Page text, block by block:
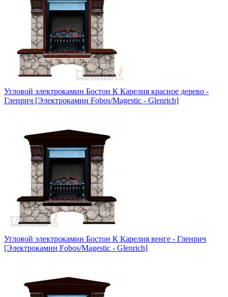
Угловой электрокамин Бостон К Карелия красное дерево -
Гленрич [Электрокамин Fobos/Magestic - Glenrich]
Угловой электрокамин Бостон К Карелия венге - Гленрич
[Электрокамин Fobos/Magestic - Glenrich]